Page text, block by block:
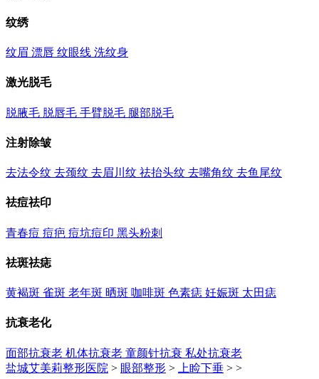
纹绣
纹眉 漂唇 纹眼线 洗纹身
激光脱毛
脱腋毛 脱唇毛 手臂脱毛 腿部脱毛
注射除皱
去法令纹 去颈纹 去眉川纹 祛抬头纹 去嘴角纹 去鱼尾纹
祛痘祛印
青春痘 痘疤 痘坑痘印 黑头粉刺
祛斑祛痣
黄褐斑 雀斑 老年斑 晒斑 咖啡斑 色素痣 妊娠斑 太田痣
抗衰老化
面部抗衰老 机体抗衰老 童颜针抗衰 私处抗衰老
盐城艾美莉整形医院 > 眼部整形 > 上睑下垂 > >